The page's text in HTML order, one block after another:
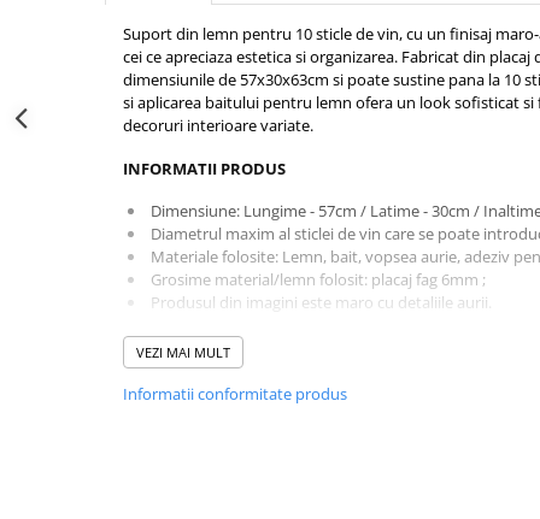
Cutii album foto 30x30cm nunta
Decoratiuni copii
Decoratiuni camera copii
Solutii depozitare pentru copii
Mobilier camera copii
Umerase copii
Accesorii birou copii
Organizatoare birou copii
Decoratiuni aniversare copii
Suport din lemn pentru 10 sticle de vin, cu un finisaj
cei ce apreciaza estetica si organizarea. Fabricat din
dimensiunile de 57x30x63cm si poate sustine pana la 10
si aplicarea baitului pentru lemn ofera un look sofisticat
decoruri interioare variate.
INFORMATII PRODUS
Dimensiune: Lungime - 57cm / Latime - 30cm /
Diametrul maxim al sticlei de vin care se poate
Materiale folosite: Lemn, bait, vopsea aurie, adeziv
Grosime material/lemn folosit: placaj fag 6mm ;
Produsul din imagini este maro cu detaliile aurii.
BINE DE STIUT
Sticlele de vin nu sunt incluse in pret, sunt doar
Produsul este realizat in atelierul nostru. Placile
VEZI MAI MULT
Informatii conformitate produs